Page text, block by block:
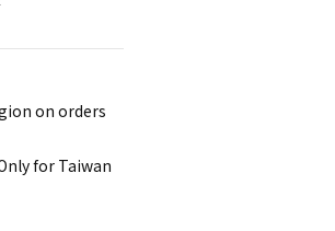
on orders
for Taiwan